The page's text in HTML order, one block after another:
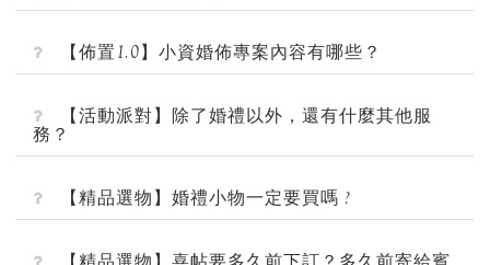
【佈置1.0】小資婚佈專案內容有哪些？
【活動派對】除了婚禮以外，還有什麼其他服
務？
【精品選物】婚禮小物一定要買嗎 ?